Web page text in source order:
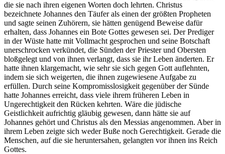
die sie nach ihren eigenen Worten doch lehrten. Christus
bezeichnete Johannes den Täufer als einen der größten Propheten
und sagte seinen Zuhörern, sie hätten genügend Beweise dafür
erhalten, dass Johannes ein Bote Gottes gewesen sei. Der Prediger
in der Wüste hatte mit Vollmacht gesprochen und seine Botschaft
unerschrocken verkündet, die Sünden der Priester und Obersten
bloßgelegt und von ihnen verlangt, dass sie ihr Leben änderten. Er
hatte ihnen klargemacht, wie sehr sie sich gegen Gott auflehnten,
indem sie sich weigerten, die ihnen zugewiesene Aufgabe zu
erfüllen. Durch seine Kompromisslosigkeit gegenüber der Sünde
hatte Johannes erreicht, dass viele ihrem früheren Leben in
Ungerechtigkeit den Rücken kehrten. Wäre die jüdische
Geistlichkeit aufrichtig gläubig gewesen, dann hätte sie auf
Johannes gehört und Christus als den Messias angenommen. Aber in
ihrem Leben zeigte sich weder Buße noch Gerechtigkeit. Gerade die
Menschen, auf die sie heruntersahen, gelangten vor ihnen ins Reich
Gottes.